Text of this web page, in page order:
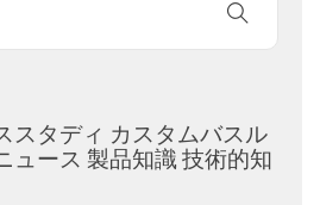
スタディ カスタムバスル
ュース 製品知識 技術的知